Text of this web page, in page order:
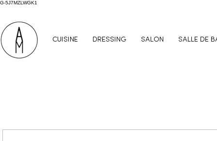
G-5J7MZLWGK1
CUISINE DRESSING SALON SALLE DE